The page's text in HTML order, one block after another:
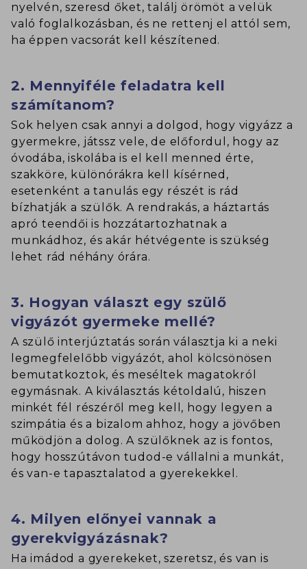
nyelvén, szeresd őket, találj örömöt a velük
való foglalkozásban, és ne rettenj el attól sem,
ha éppen vacsorát kell készítened.
2. Mennyiféle feladatra kell
számítanom?
Sok helyen csak annyi a dolgod, hogy vigyázz a
gyermekre, játssz vele, de előfordul, hogy az
óvodába, iskolába is el kell menned érte,
szakköre, különórákra kell kísérned,
esetenként a tanulás egy részét is rád
bízhatják a szülők. A rendrakás, a háztartás
apró teendői is hozzátartozhatnak a
munkádhoz, és akár hétvégente is szükség
lehet rád néhány órára.
3. Hogyan választ egy szülő
vigyázót gyermeke mellé?
A szülő interjúztatás során választja ki a neki
legmegfelelőbb vigyázót, ahol kölcsönösen
bemutatkoztok, és meséltek magatokról
egymásnak. A kiválasztás kétoldalú, hiszen
minkét fél részéről meg kell, hogy legyen a
szimpátia és a bizalom ahhoz, hogy a jövőben
működjön a dolog. A szülőknek az is fontos,
hogy hosszútávon tudod-e vállalni a munkát,
és van-e tapasztalatod a gyerekekkel.
4. Milyen előnyei vannak a
gyerekvigyázásnak?
Ha imádod a gyerekeket, szeretsz, és van is